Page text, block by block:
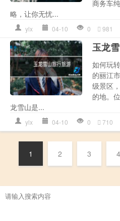
商务车
略，让你无忧...
ylx 04-10 0 981
玉龙
如何玩
的丽江
级景区
的地。
龙雪山是...
ylx 04-10 0 710
1 2 3 4